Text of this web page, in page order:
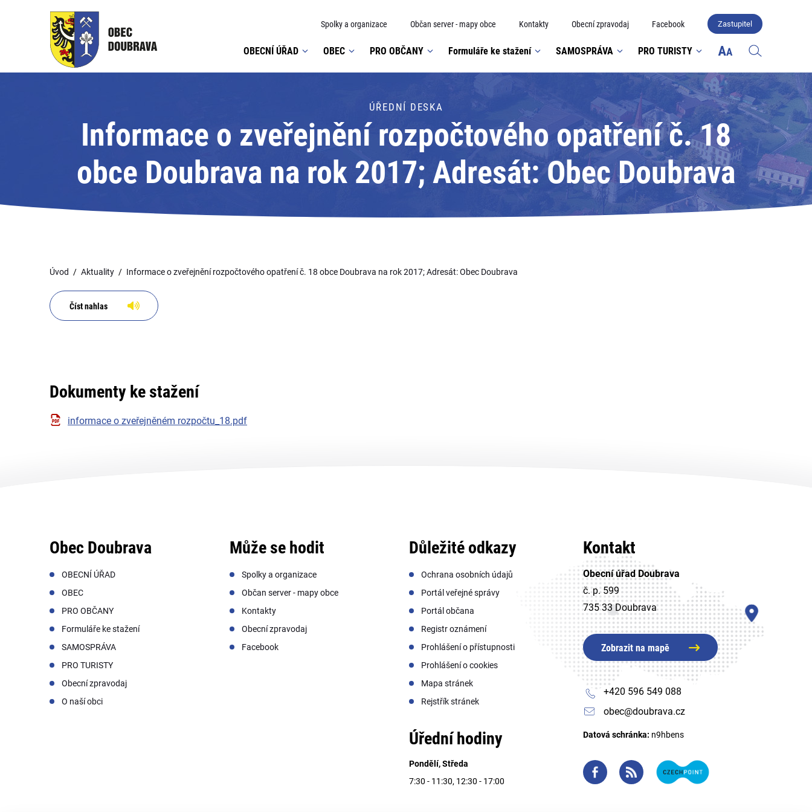
Spolky a organizace Občan server - mapy obce Kontakty Obecní zpravodaj Facebook Zastupitel
OBECNÍ ÚŘAD OBEC PRO OBČANY Formuláře ke stažení SAMOSPRÁVA PRO TURISTY
ÚŘEDNÍ DESKA
Informace o zveřejnění rozpočtového opatření č. 18
obce Doubrava na rok 2017; Adresát: Obec Doubrava
Úvod Aktuality Informace o zveřejnění rozpočtového opatření č. 18 obce Doubrava na rok 2017; Adresát: Obec Doubrava
Číst nahlas
Dokumenty ke stažení
informace o zveřejněném rozpočtu_18.pdf
Obec Doubrava
OBECNÍ ÚŘAD
OBEC
PRO OBČANY
Formuláře ke stažení
SAMOSPRÁVA
PRO TURISTY
Obecní zpravodaj
O naší obci
Může se hodit
Spolky a organizace
Občan server - mapy obce
Kontakty
Obecní zpravodaj
Facebook
Důležité odkazy
Ochrana osobních údajů
Portál veřejné správy
Portál občana
Registr oznámení
Prohlášení o přístupnosti
Prohlášení o cookies
Mapa stránek
Rejstřík stránek
Úřední hodiny
Pondělí, Středa
7:30 - 11:30, 12:30 - 17:00
Kontakt
Obecní úřad Doubrava
č. p. 599
735 33 Doubrava
Zobrazit na mapě
+420 596 549 088
obec@doubrava.cz
Datová schránka: n9hbens